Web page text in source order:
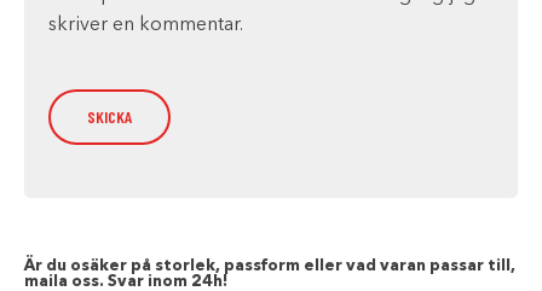
skriver en kommentar.
Är du osäker på storlek, passform eller vad varan passar till,
maila oss. Svar inom 24h!